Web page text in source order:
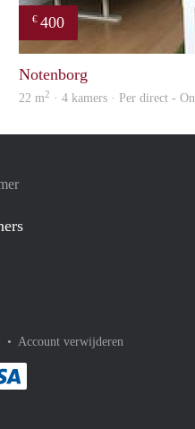
€ 400
Notenborg
22 m2 · 4 kamers · Per direct -
Account verwijderen
af met Mastercardaf met Meastro